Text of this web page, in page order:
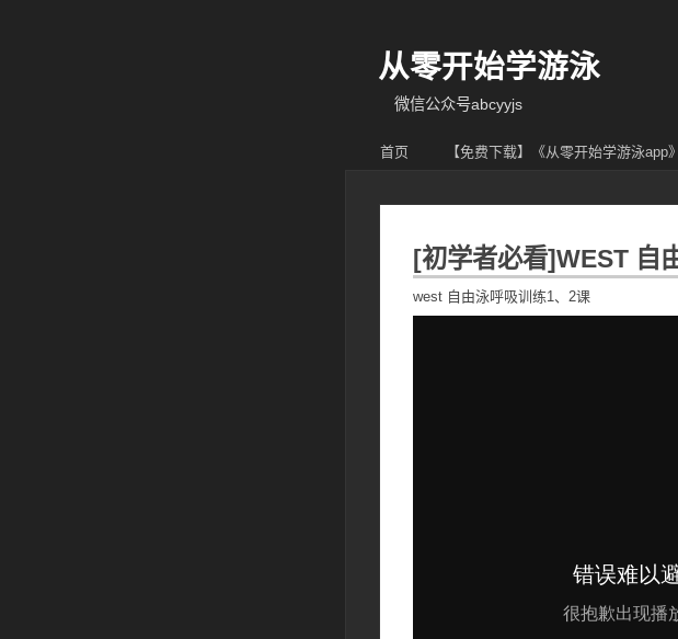
从零开始学游泳
微信公众号abcyyjs
首页 【免费下载】《从零开始学游泳
[‫初学者必看]WEST 自
‫west 自由泳呼吸训练1、2课